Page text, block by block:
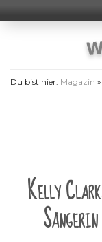
to
Du bist hier: Magazin »
Kelly